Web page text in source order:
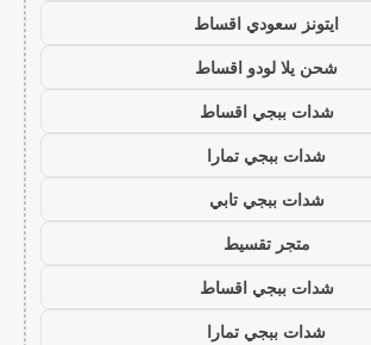
ايتونز سعودي اقساط
شحن يلا لودو اقساط
شدات ببجي اقساط
شدات ببجي تمارا
شدات ببجي تابي
متجر تقسيط
شدات ببجي اقساط
شدات ببجي تمارا